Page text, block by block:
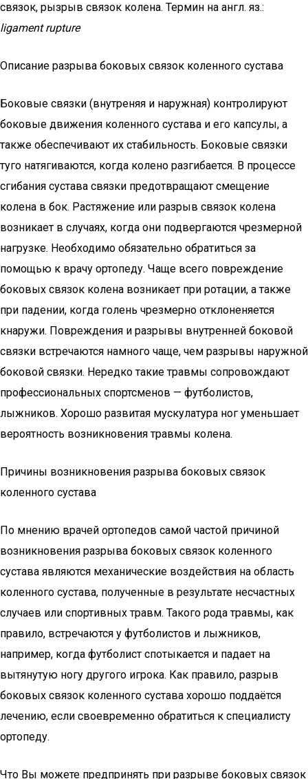
связок, рызрыв связок колена. Термин на англ. яз.:
ligament rupture
Описание разрыва боковых связок коленного сустава
Боковые связки (внутреняя и наружная) контролируют
боковые движения коленного сустава и его капсулы, а
также обеспечивают их стабильность. Боковые связки
туго натягиваются, когда колено разгибается. В процессе
сгибания сустава связки предотвращают смещение
колена в бок. Растяжение или разрыв связок колена
возникает в случаях, когда они подвергаются чрезмерной
нагрузке. Необходимо обязательно обратиться за
помощью к врачу ортопеду. Чаще всего повреждение
боковых связок колена возникает при ротации, а также
при падении, когда голень чрезмерно отклоненяется
кнаружи. Повреждения и разрывы внутренней боковой
связки встречаются намного чаще, чем разрывы наружной
боковой связки. Нередко такие травмы сопровождают
профессиональных спортсменов — футболистов,
лыжников. Хорошо развитая мускулатура ног уменьшает
вероятность возникновения травмы колена.
Причины возникновения разрыва боковых связок
коленного сустава
По мнению врачей ортопедов самой частой причиной
возникновения разрыва боковых связок коленного
сустава являются механические воздействия на область
коленного сустава, полученные в результате несчастных
случаев или спортивных травм. Такого рода травмы, как
правило, встречаются у футболистов и лыжников,
например, когда футболист спотыкается и падает на
вытянутую ногу другого игрока. Как правило, разрыв
боковых связок коленного сустава хорошо поддаётся
лечению, если своевременно обратиться к специалисту
ортопеду.
Что Вы можете предпринять при разрыве боковых связок